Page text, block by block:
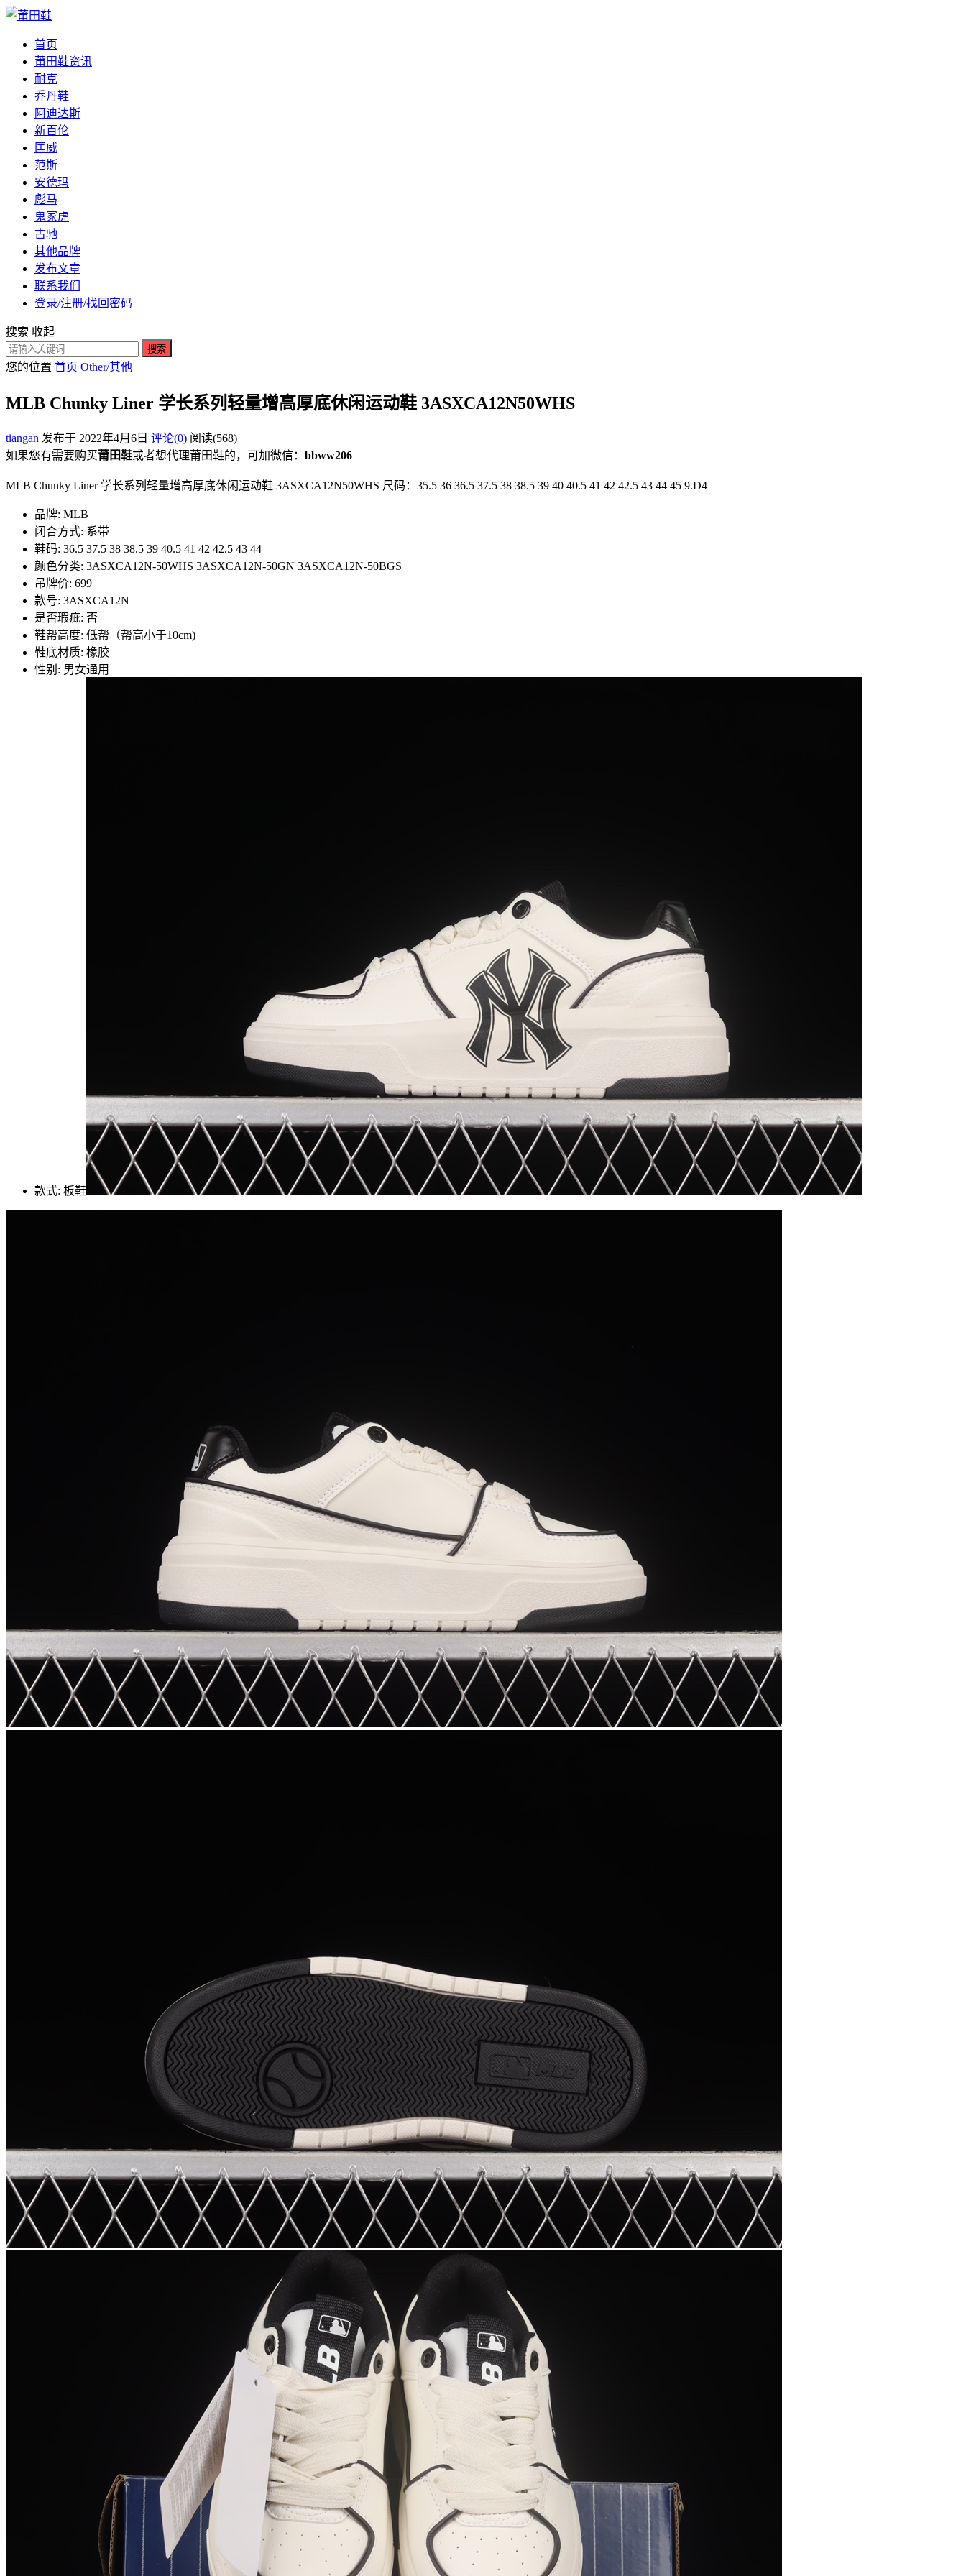
首页
莆田鞋资讯
耐克
乔丹鞋
阿迪达斯
新百伦
匡威
范斯
安德玛
彪马
鬼冢虎
古驰
其他品牌
发布文章
联系我们
登录/注册/找回密码
搜索 收起
搜索
您的位置 首页 Other/其他
MLB Chunky Liner 学长系列轻量增高厚底休闲运动鞋 3ASXCA12N50WHS
tiangan 发布于 2022年4月6日 评论(0) 阅读(568)
如果您有需要购买莆田鞋或者想代理莆田鞋的，可加微信： bbww206
MLB Chunky Liner 学长系列轻量增高厚底休闲运动鞋 3ASXCA12N50WHS 尺码：35.5 36 36.5 37.5 38 38.5 39 40 40.5 41 42 42.5 43 44 45 9.D4
品牌: MLB
闭合方式: 系带
鞋码: 36.5 37.5 38 38.5 39 40.5 41 42 42.5 43 44
颜色分类: 3ASXCA12N-50WHS 3ASXCA12N-50GN 3ASXCA12N-50BGS
吊牌价: 699
款号: 3ASXCA12N
是否瑕疵: 否
鞋帮高度: 低帮（帮高小于10cm)
鞋底材质: 橡胶
性别: 男女通用
款式: 板鞋